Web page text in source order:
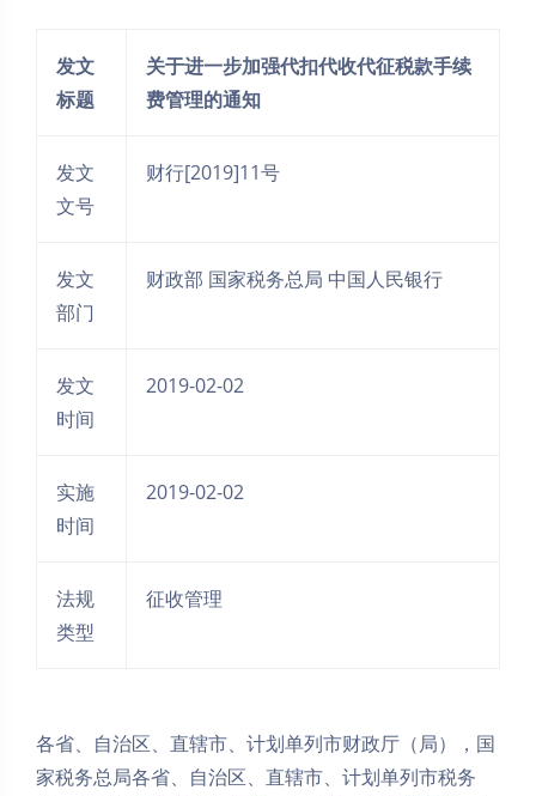
发文
标题
关于进一步加强代扣代收代征税款手续
费管理的通知
发文
文号
财行[2019]11号
发文
部门
财政部 国家税务总局 中国人民银行
发文
时间
2019-02-02
实施
时间
2019-02-02
法规
类型
征收管理
各省、自治区、直辖市、计划单列市财政厅（局），国
家税务总局各省、自治区、直辖市、计划单列市税务